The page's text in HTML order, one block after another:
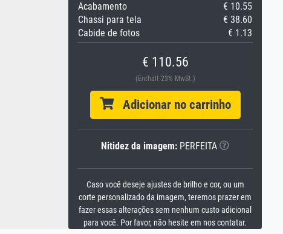
Acabamento
€ 10.55
Chassi para tela
€ 38.60
Cabide de fotos
€ 1.13
€ 110.56
(Enthält 23% MwSt.)
Adicionar no carrinho
Nitidez da imagem: PERFEITA
Caso você deseje ajustes de brilho e cor, ou um
corte personalizado da imagem, teremos prazer em
fazer essas alterações sem nenhum custo adicional
para você. Por favor, não hesite em nos contatar.